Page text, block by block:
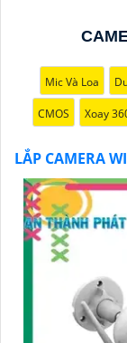
thiệu sản phẩm
Mic Và Loa
CMOS Xoay
LẮP CAMERA